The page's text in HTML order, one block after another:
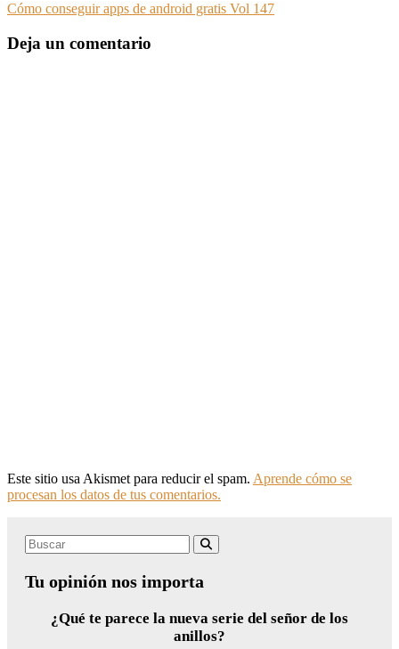
Cómo conseguir apps de android gratis Vol 147
Deja un comentario
Este sitio usa Akismet para reducir el spam. Aprende cómo se
procesan los datos de tus comentarios.
Search
Tu opinión nos importa
¿Qué te parece la nueva serie del señor de los
anillos?